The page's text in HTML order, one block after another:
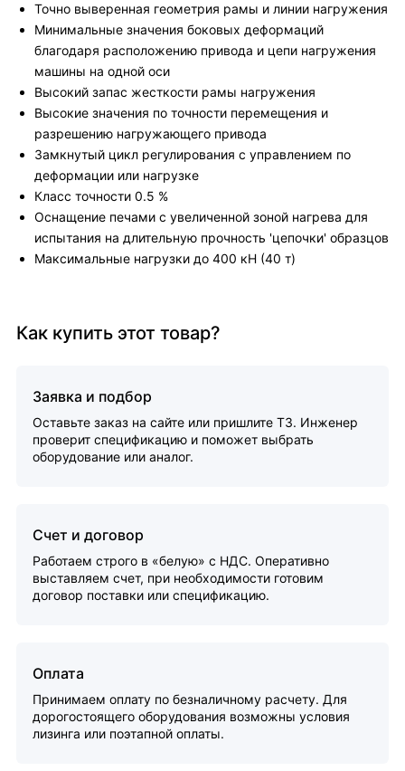
Точно выверенная геометрия рамы и линии нагружения
Минимальные значения боковых деформаций
благодаря расположению привода и цепи нагружения
машины на одной оси
Высокий запас жесткости рамы нагружения
Высокие значения по точности перемещения и
разрешению нагружающего привода
Замкнутый цикл регулирования с управлением по
деформации или нагрузке
Класс точности 0.5 %
Оснащение печами с увеличенной зоной нагрева для
испытания на длительную прочность 'цепочки' образцов
Максимальные нагрузки до 400 кН (40 т)
Как купить этот товар?
Заявка и подбор
Оставьте заказ на сайте или пришлите ТЗ. Инженер
проверит спецификацию и поможет выбрать
оборудование или аналог.
Счет и договор
Работаем строго в «белую» с НДС. Оперативно
выставляем счет, при необходимости готовим
договор поставки или спецификацию.
Оплата
Принимаем оплату по безналичному расчету. Для
дорогостоящего оборудования возможны условия
лизинга или поэтапной оплаты.